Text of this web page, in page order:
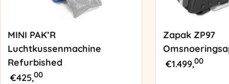
MINI PAK’R
Luchtkussenmachine
Refurbished
€425,00
Zapak ZP97
€1.499,00